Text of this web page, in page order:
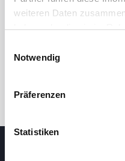
weiteren Daten
haben oder die sie im
Notwendig
Präferenzen
Statistiken
24 Std. 7T